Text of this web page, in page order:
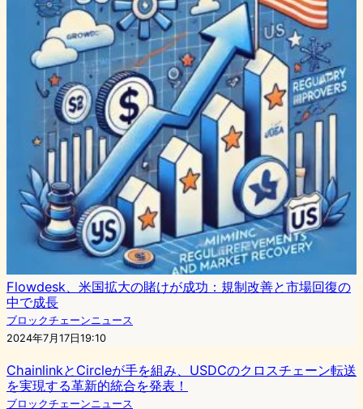
Flowdesk、米国拡大の賭けが成功：規制改善と市場回復の
中で成長
ブロックチェーンニュース
2024年7月17日19:10
ChainlinkとCircleが手を組み、USDCのクロスチェーン転送
を実現する革新的統合を発表！
ブロックチェーンニュース